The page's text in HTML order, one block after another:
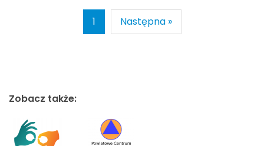
1 Następna »
Zobacz także: